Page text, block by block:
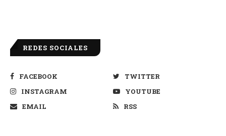
REDES SOCIALES
FACEBOOK
TWITTER
INSTAGRAM
YOUTUBE
EMAIL
RSS